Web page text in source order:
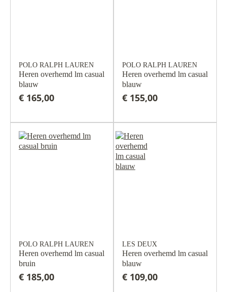
POLO RALPH LAUREN
Heren overhemd lm casual
blauw
€ 165,00
POLO RALPH LAUREN
Heren overhemd lm casual
blauw
€ 155,00
POLO RALPH LAUREN
Heren overhemd lm casual
bruin
€ 185,00
LES DEUX
Heren overhemd lm casual
blauw
€ 109,00